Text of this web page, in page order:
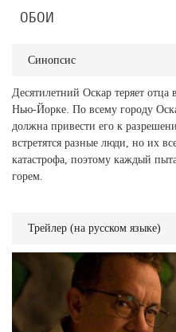
Синопсис
Десятилетний Оскар теряет
Нью-Йорке. По всему городу
должна привести его к
встретятся разные люди, но их
катастрофа, поэтому каждый
горем.
Трейлер (на русском языке)
ОБОИ